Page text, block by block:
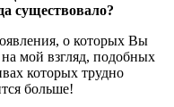
существовало?
о которых Вы
мой взгляд, подобных
которых трудно
больше!